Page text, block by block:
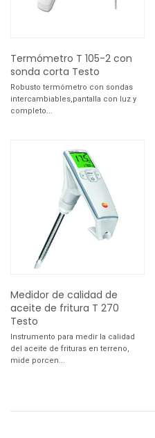
Termómetro T 105-2 con
sonda corta Testo
Robusto termómetro con sondas
intercambiables,pantalla con luz y
completo...
Medidor de calidad de
aceite de fritura T 270
Testo
Instrumento para medir la calidad
del aceite de frituras en terreno,
mide porcen...